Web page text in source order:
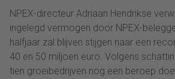
NPEX-directeur Adriaan Hendrikse
ingelegd vermogen door NPEX-
halfjaar zal blijven stijgen naar een
40 en 50 miljoen euro. Volgens
tien groeibedrijven nog een beroep